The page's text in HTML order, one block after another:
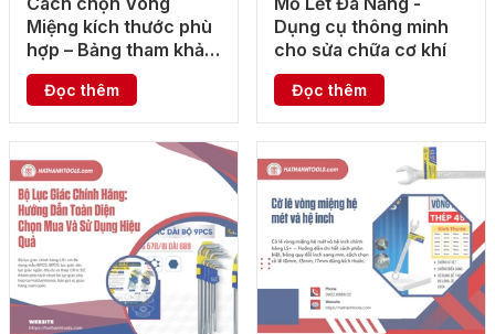
Miệng kích thước phù
hợp – Bảng tham khảo
đầy đủ
Đọc thêm
Dụng cụ thông minh
cho sửa chữa cơ khí
Đọc thêm